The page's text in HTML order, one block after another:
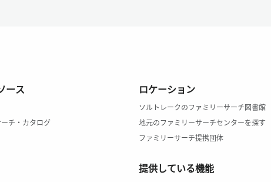
ース
チ・カタログ
ロケーション
ソルトレークのファミリーサーチ図書館
地元のファミリーサーチセンターを探す
ファミリーサーチ提携団体
提供している機能